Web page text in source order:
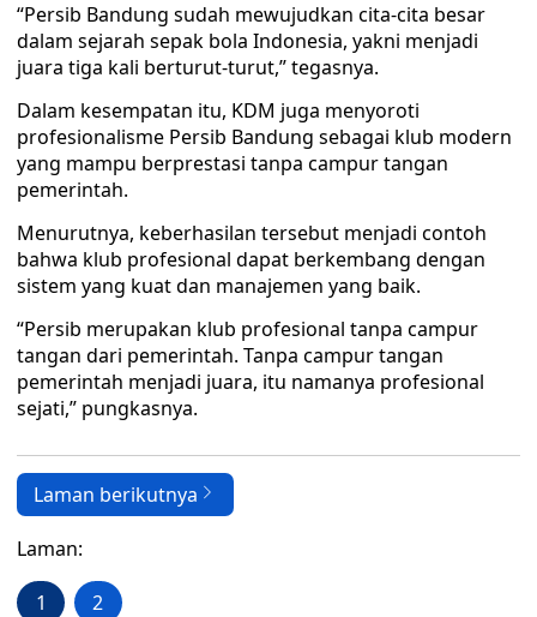
“Persib Bandung sudah mewujudkan cita-cita besar
dalam sejarah sepak bola Indonesia, yakni menjadi
juara tiga kali berturut-turut,” tegasnya.
Dalam kesempatan itu, KDM juga menyoroti
profesionalisme Persib Bandung sebagai klub modern
yang mampu berprestasi tanpa campur tangan
pemerintah.
Menurutnya, keberhasilan tersebut menjadi contoh
bahwa klub profesional dapat berkembang dengan
sistem yang kuat dan manajemen yang baik.
“Persib merupakan klub profesional tanpa campur
tangan dari pemerintah. Tanpa campur tangan
pemerintah menjadi juara, itu namanya profesional
sejati,” pungkasnya.
Laman berikutnya
Laman:
1 2